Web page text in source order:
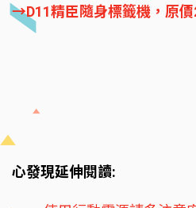
→D11精臣隨身標籤機，原
心發現延伸閱讀: